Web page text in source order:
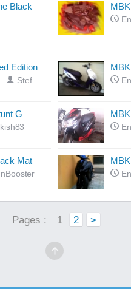
Black
Edition
Stef
G
Mat
Pages : 1 2 >